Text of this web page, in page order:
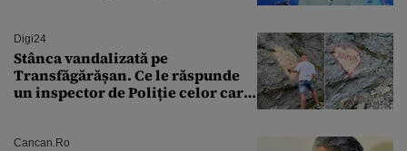
Digi24
Stânca vandalizată pe
Transfăgărășan. Ce le răspunde
un inspector de Poliție celor care
Cancan.ro